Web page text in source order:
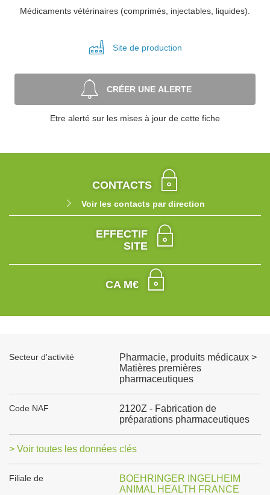
Médicaments vétérinaires (comprimés, injectables, liquides).
Site de production
CRÉER UNE ALERTE
Etre alerté sur les mises à jour de cette fiche
CONTACTS
Voir les contacts par direction
EFFECTIF
SITE
CA M€
Secteur d'activité
Pharmacie, produits médicaux >
Matières premières
pharmaceutiques
Code NAF
2120Z - Fabrication de
préparations pharmaceutiques
> Voir toutes les données clés
Filiale de
BOEHRINGER INGELHEIM
ANIMAL HEALTH FRANCE